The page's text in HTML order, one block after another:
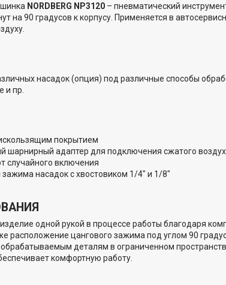
NORDBERG NP3120 – пневматический
на 90 градусов к корпусу. Применяется в
насадок (опция) под различные способы
и пр.
покрытием
шарнирный адаптер для подключения сжатого
случайного включения
насадок с хвостовиком 1/4" и 1/8"
одной рукой в процессе работы благодаря
расположение цангового зажима под углом 90
деталям в ограниченном
комфортную работу.